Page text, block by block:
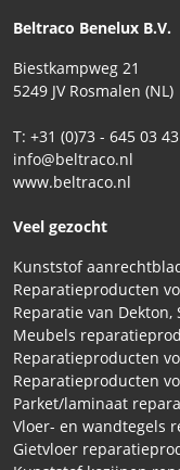
Beltraco Benelux B.V.
Biestkampweg 21
5249 JV Rosmalen (NL)
T: +31 (0)73 - 645 03 43
info@beltraco.nl
www.beltraco.nl
Veel gezocht
Kunststof
Reparatieproducten
Meubels
Reparatieproducten
Reparatieproducten
Parket/laminaat
Vloer- en wandtegels
Gietvloer